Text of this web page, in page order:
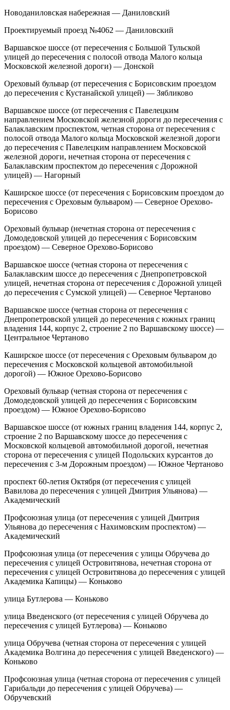
Новоданиловская набережная — Даниловский
Проектируемый проезд №4062 — Даниловский
Варшавское шоссе (от пересечения с Большой Тульской
улицей до пересечения с полосой отвода Малого кольца
Московской железной дороги) — Донской
Ореховый бульвар (от пересечения с Борисовским проездом
до пересечения с Кустанайской улицей) — Зябликово
Варшавское шоссе (от пересечения с Павелецким
направлением Московской железной дороги до пересечения с
Балаклавским проспектом, четная сторона от пересечения с
полосой отвода Малого кольца Московской железной дороги
до пересечения с Павелецким направлением Московской
железной дороги, нечетная сторона от пересечения с
Балаклавским проспектом до пересечения с Дорожной
улицей) — Нагорный
Каширское шоссе (от пересечения с Борисовским проездом до
пересечения с Ореховым бульваром) — Северное Орехово-
Борисово
Ореховый бульвар (нечетная сторона от пересечения с
Домодедовской улицей до пересечения с Борисовским
проездом) — Северное Орехово-Борисово
Варшавское шоссе (четная сторона от пересечения с
Балаклавским шоссе до пересечения с Днепропетровской
улицей, нечетная сторона от пересечения с Дорожной улицей
до пересечения с Сумской улицей) — Северное Чертаново
Варшавское шоссе (четная сторона от пересечения с
Днепропетровской улицей до пересечения с южных границ
владения 144, корпус 2, строение 2 по Варшавскому шоссе) —
Центральное Чертаново
Каширское шоссе (от пересечения с Ореховым бульваром до
пересечения с Московской кольцевой автомобильной
дорогой) — Южное Орехово-Борисово
Ореховый бульвар (четная сторона от пересечения с
Домодедовской улицей до пересечения с Борисовским
проездом) — Южное Орехово-Борисово
Варшавское шоссе (от южных границ владения 144, корпус 2,
строение 2 по Варшавскому шоссе до пересечения с
Московской кольцевой автомобильной дорогой, нечетная
сторона от пересечения с улицей Подольских курсантов до
пересечения с 3-м Дорожным проездом) — Южное Чертаново
проспект 60-летия Октября (от пересечения с улицей
Вавилова до пересечения с улицей Дмитрия Ульянова) —
Академический
Профсоюзная улица (от пересечения с улицей Дмитрия
Ульянова до пересечения с Нахимовским проспектом) —
Академический
Профсоюзная улица (от пересечения с улицы Обручева до
пересечения с улицей Островитянова, нечетная сторона от
пересечения с улицей Островитянова до пересечения с улицей
Академика Капицы) — Коньково
улица Бутлерова — Коньково
улица Введенского (от пересечения с улицей Обручева до
пересечения с улицей Бутлерова) — Коньково
улица Обручева (четная сторона от пересечения с улицей
Академика Волгина до пересечения с улицей Введенского) —
Коньково
Профсоюзная улица (четная сторона от пересечения с улицей
Гарибальди до пересечения с улицей Обручева) —
Обручевский